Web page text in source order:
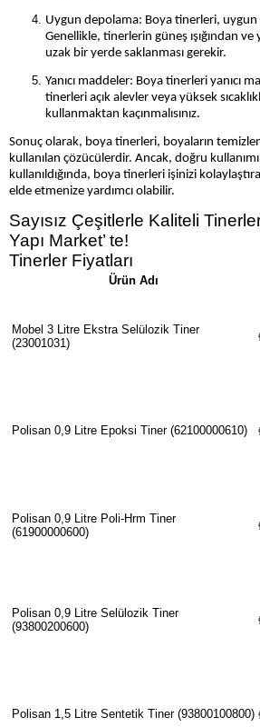
Uygun depolama: Boya tinerleri, uygun
Genellikle, tinerlerin güneş ışığından ve
uzak bir yerde saklanması gerekir.
Yanıcı maddeler: Boya tinerleri yanıcı
tinerleri açık alevler veya yüksek
kullanmaktan kaçınmalısınız.
Sonuç olarak, boya tinerleri, boyaların
kullanılan çözücülerdir. Ancak, doğru
kullanıldığında, boya tinerleri işinizi
elde etmenize yardımcı olabilir.
Sayısız Çeşitlerle Kaliteli
Yapı Market’ te!
Tinerler Fiyatları
Ürün Adı
Mobel 3 Litre Ekstra Selülozik Tiner
(23001031)
Polisan 0,9 Litre Epoksi Tiner (62100000610)
Polisan 0,9 Litre Poli-Hrm Tiner
(61900000600)
Polisan 0,9 Litre Selülozik Tiner
(93800200600)
Polisan 1,5 Litre Sentetik Tiner (93800100800)